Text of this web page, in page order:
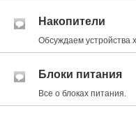
Накопители
Обсуждаем
Блоки питания
Все о блоках питания.